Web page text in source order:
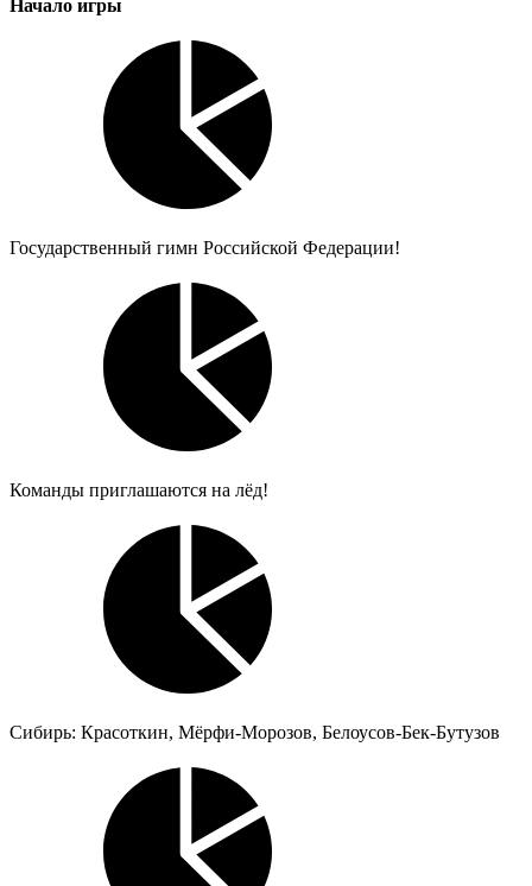
Начало игры
Государственный гимн Российской Федерации!
Команды приглашаются на лёд!
Сибирь: Красоткин, Мёрфи-Морозов, Белоусов-Бек-Бутузов